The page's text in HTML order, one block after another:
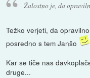
Žalostno je, da
Težko verjeti, da
posredno s tem Janšo
Kar se tiče nas
druge...